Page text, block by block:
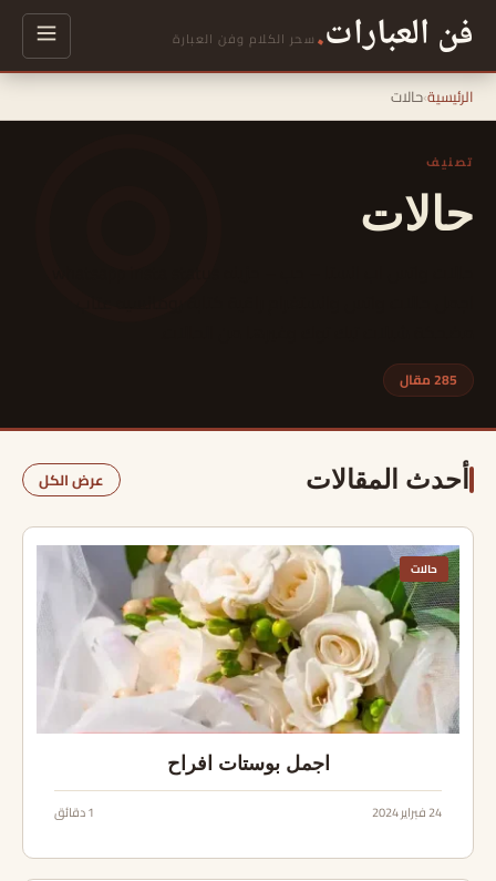
فن العبارات. سحر الكلام وفن العبارة
الرئيسية›حالات
تصنيف
حالات
285 مقال
أحدث المقالات عرض الكل
حالات
اجمل بوستات افراح
24 فبراير 2024 1 دقائق